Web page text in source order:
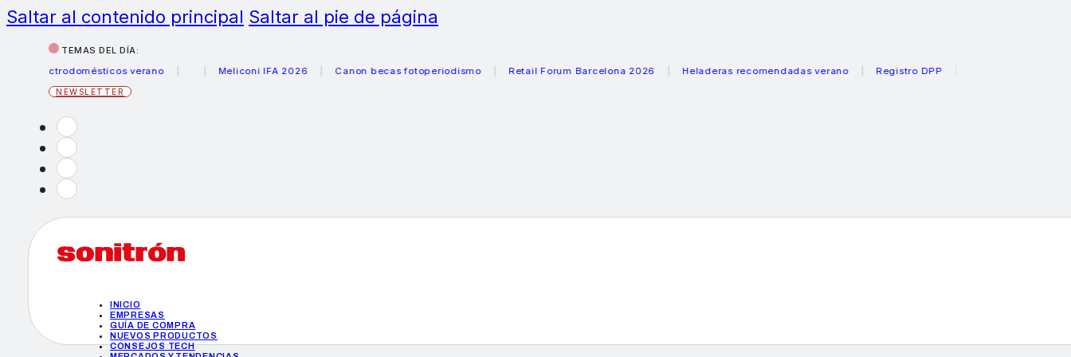
Saltar al contenido principal Saltar al pie de página
TEMAS DEL DÍA:
verano
Meliconi IFA 2026 Canon becas fotoperiodismo Retail Forum Barcelona 2026 Heladeras recomendadas verano Registro DPP
NEWSLETTER
INICIO
EMPRESAS
GUÍA DE COMPRA
NUEVOS PRODUCTOS
CONSEJOS TECH